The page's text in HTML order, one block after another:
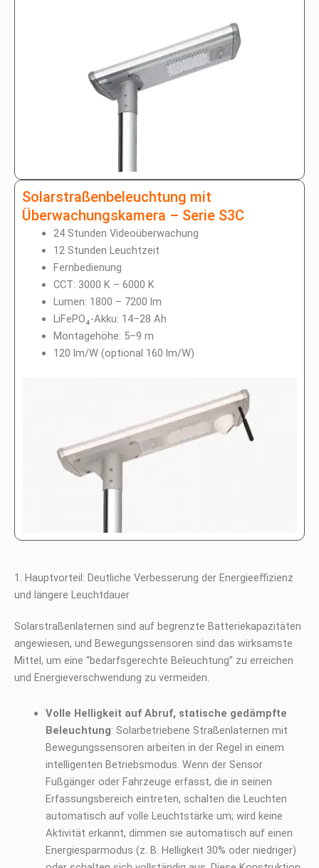
Solarstraßenbeleuchtung mit
Überwachungskamera – Serie S3C
24 Stunden Videoüberwachung
12 Stunden Leuchtzeit
Fernbedienung
CCT: 3000 K – 6000 K
Lumen: 1800 – 7200 lm
LiFePO₄-Akku: 14–28 Ah
Montagehöhe: 5–9 m
120 lm/W (optional 160 lm/W)
1. Hauptvorteil: Deutliche Verbesserung der Energieeffizienz
und längere Leuchtdauer
Solarstraßenlaternen sind auf begrenzte Batteriekapazitäten
angewiesen, und Bewegungssensoren sind das wirksamste
Mittel, um eine “bedarfsgerechte Beleuchtung” zu erreichen
und Energieverschwendung zu vermeiden.
Volle Helligkeit auf Abruf, statische gedämpfte
Beleuchtung: Solarbetriebene Straßenlaternen mit
Bewegungssensoren arbeiten in der Regel in einem
intelligenten Betriebsmodus. Wenn der Sensor
Fußgänger oder Fahrzeuge erfasst, die in seinen
Erfassungsbereich eintreten, schalten die Leuchten
automatisch auf volle Leuchtstärke um; wird keine
Aktivität erkannt, dimmen sie automatisch auf einen
Energiesparmodus (z. B. Helligkeit 30% oder niedriger)